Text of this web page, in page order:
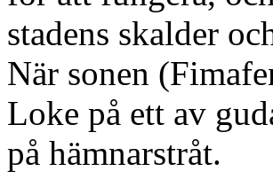
stadens skalder
När sonen
Loke på ett av
på hämnarstråt.